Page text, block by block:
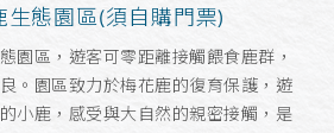
生態園區(須自購門票)
園區，遊客可零距離接觸餵食鹿群，
。園區致力於梅花鹿的復育保護，遊
小鹿，感受與大自然的親密接觸，是